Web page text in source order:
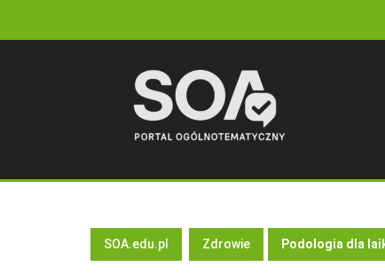
SOA.edu.pl Zdrowie Podologia dla